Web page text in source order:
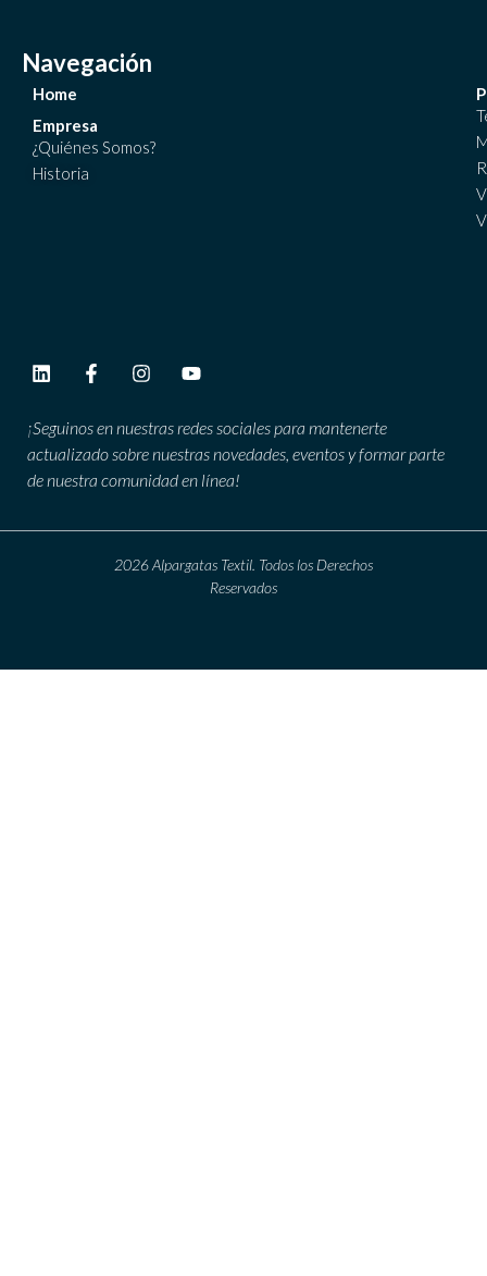
Navegación
Home
Empresa
¿Quiénes Somos?
Historia
¡Seguinos en nuestras redes sociales para mantenerte
actualizado sobre nuestras novedades, eventos y formar parte
de nuestra comunidad en línea!
2026 Alpargatas Textil. Todos los Derechos
Reservados